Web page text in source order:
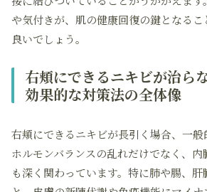
や気付きが、肌の健康回復の鍵となるこ
良いでしょう。
右頬にできるニキビが治ら
効果的な対策法の全体像
右頬にできるニキビが長引く場合、一
ホルモンバランスの乱れだけでなく、
も深く関わっています。特に肺や腸、肝